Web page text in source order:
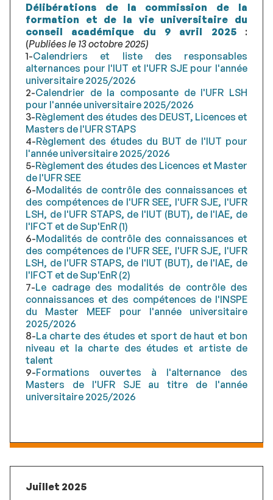
Délibérations de la commission de la
formation et de la vie universitaire du
conseil académique du 9 avril 2025:
(Publiées le 13 octobre 2025)
1-Calendriers et liste des responsables
alternances pour l'IUT et l'UFR SJE pour l'année
universitaire 2025/2026
2-Calendrier de la composante de l'UFR LSH
pour l'année universitaire 2025/2026
3-Règlement des études des DEUST, Licences et
Masters de l'UFR STAPS
4-Règlement des études du BUT de l'IUT pour
l'année universitaire 2025/2026
5-Règlement des études des Licences et Master
de l'UFR SEE
6-Modalités de contrôle des connaissances et
des compétences de l'UFR SEE, l'UFR SJE, l'UFR
LSH, de l'UFR STAPS, de l'IUT (BUT), de l'IAE, de
l'IFCT et de Sup'EnR (1)
6-Modalités de contrôle des connaissances et
des compétences de l'UFR SEE, l'UFR SJE, l'UFR
LSH, de l'UFR STAPS, de l'IUT (BUT), de l'IAE, de
l'IFCT et de Sup'EnR (2)
7-Le cadrage des modalités de contrôle des
connaissances et des compétences de l'INSPE
du Master MEEF pour l'année universitaire
2025/2026
8-La charte des études et sport de haut et bon
niveau et la charte des études et artiste de
talent
9-Formations ouvertes à l'alternance des
Masters de l'UFR SJE au titre de l'année
universitaire 2025/2026
Juillet 2025